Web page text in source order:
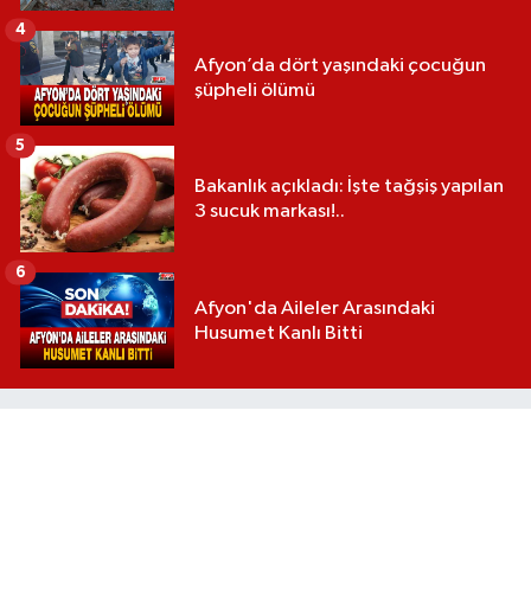
Afyon’da dört yaşındaki çocuğun
şüpheli ölümü
4
Bakanlık açıkladı: İşte tağşiş yapılan
3 sucuk markası!..
5
Afyon'da Aileler Arasındaki
Husumet Kanlı Bitti
6